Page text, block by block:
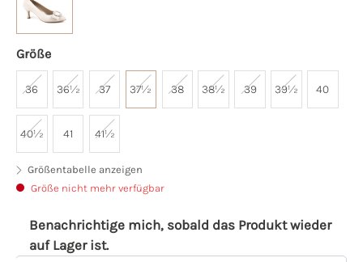
Größe
36 36½ 37 37½ 38 38½ 39 39½ 40
40½ 41 41½
Größentabelle anzeigen
Größe nicht mehr verfügbar
Benachrichtige mich, sobald das Produkt wieder
auf Lager ist.